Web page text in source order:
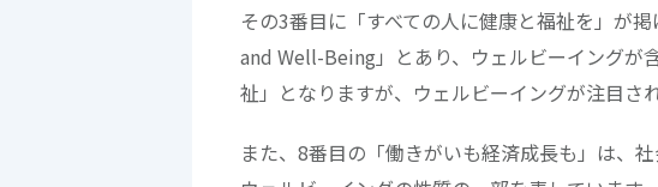
その3番目に「すべての人に健康と福祉を」が
and Well-Being」とあり、ウェルビーイングが
祉」となりますが、ウェルビーイングが注目さ
また、8番目の「働きがいも経済成長も」は、